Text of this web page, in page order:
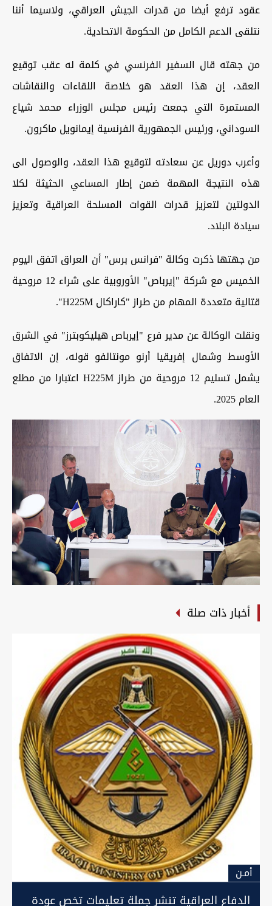
عقود ترفع أيضا من قدرات الجيش العراقي، ولاسيما أننا
نتلقى الدعم الكامل من الحكومة الاتحادية.
من جهته قال السفير الفرنسي في كلمة له عقب توقيع
العقد، إن هذا العقد هو خلاصة اللقاءات والنقاشات
المستمرة التي جمعت رئيس مجلس الوزراء محمد شياع
السوداني، ورئيس الجمهورية الفرنسية إيمانويل ماكرون.
وأعرب دوريل عن سعادته لتوقيع هذا العقد، والوصول الى
هذه النتيجة المهمة ضمن إطار المساعي الحثيثة لكلا
الدولتين لتعزيز قدرات القوات المسلحة العراقية وتعزيز
سيادة البلاد.
من جهتها ذكرت وكالة "فرانس برس" أن العراق اتفق اليوم
الخميس مع شركة "إيرباص" الأوروبية على شراء 12 مروحية
قتالية متعددة المهام من طراز "كاراكال H225M".
ونقلت الوكالة عن مدير فرع "إيرباص هيليكوبترز" في الشرق
الأوسط وشمال إفريقيا أرنو مونتالفو قوله، إن الاتفاق
يشمل تسليم 12 مروحية من طراز H225M اعتبارا من مطلع
العام 2025.
أخبار ذات صلة
أمـن
الدفاع العراقية تنشر جملة تعليمات تخص عودة